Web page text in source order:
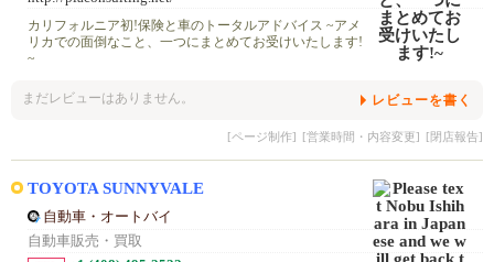
カリフォルニア初!保険と車のトータルアドバイス ~アメ
リカでの面倒なこと、一つにまとめてお受けいたします!
~
まだレビューはありません。 レビューを書く
[ページ制作] [営業時間・内容変更] [閉店報告]
TOYOTA SUNNYVALE
自動車・オートバイ
自動車販売・買取